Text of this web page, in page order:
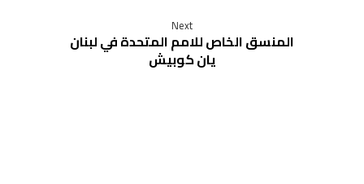
Next
المنسق الخاص للامم المتحدة في لبنان
يان كوبيش